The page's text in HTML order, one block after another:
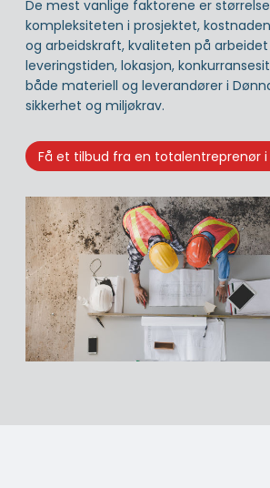
De mest vanlige faktorene er
kompleksiteten i prosjektet,
og arbeidskraft, kvaliteten på
leveringstiden, lokasjon,
både materiell og leverandører i
sikkerhet og miljøkrav.
Få et tilbud fra en totalentreprenør i